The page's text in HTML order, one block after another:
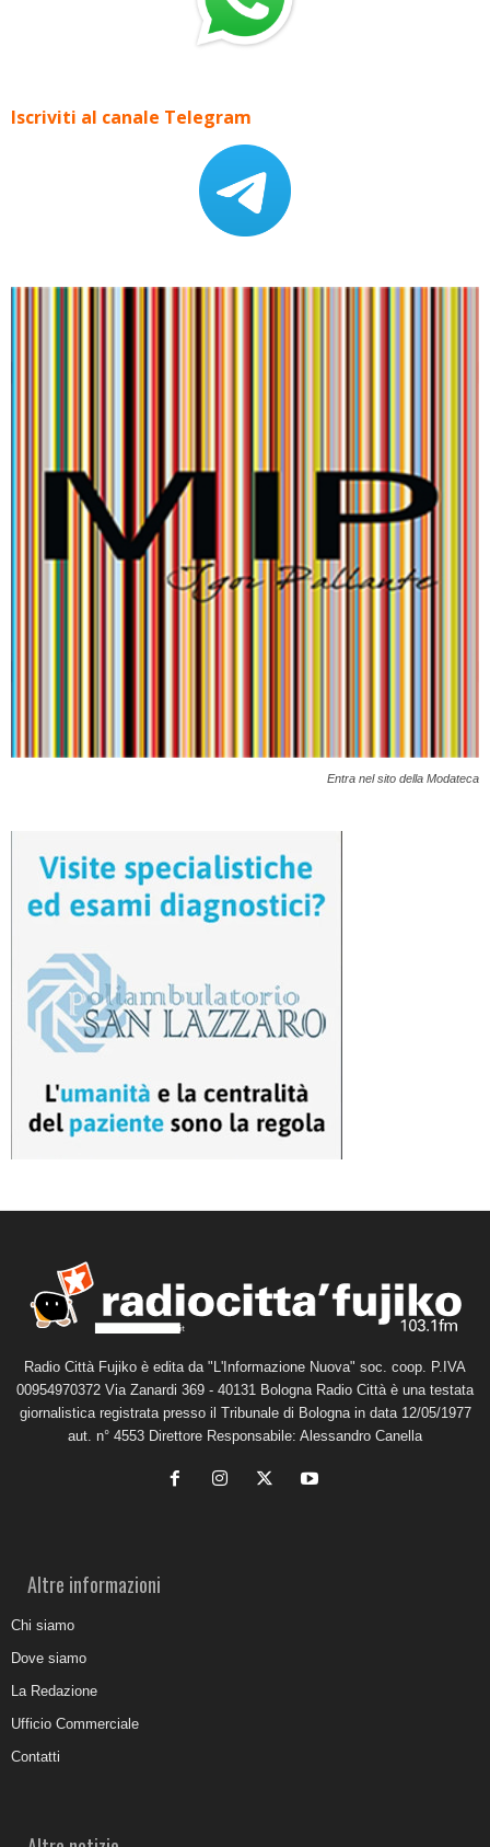
Iscriviti al canale Telegram
Entra nel sito della Modateca
Radio Città Fujiko è edita da "L'Informazione Nuova" soc. coop. P.IVA
00954970372 Via Zanardi 369 - 40131 Bologna Radio Città è una testata
giornalistica registrata presso il Tribunale di Bologna in data 12/05/1977
aut. n° 4553 Direttore Responsabile: Alessandro Canella
Altre informazioni
Chi siamo
Dove siamo
La Redazione
Ufficio Commerciale
Contatti